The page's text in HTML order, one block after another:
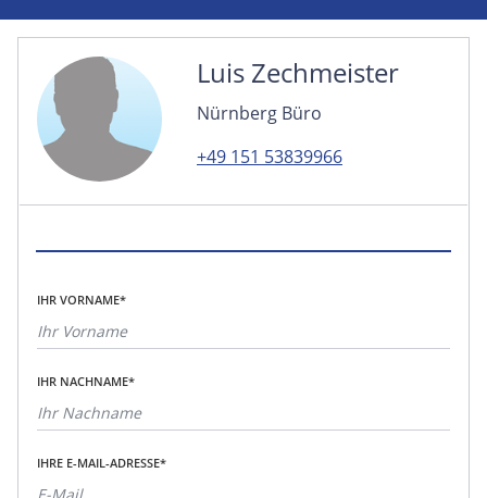
Luis Zechmeister
Nürnberg Büro
+49 151 53839966
IHR VORNAME*
IHR NACHNAME*
IHRE E-MAIL-ADRESSE*